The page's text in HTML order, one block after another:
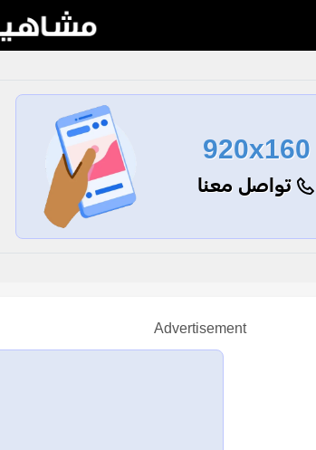
920x160
تواصل معنا
Advertisement